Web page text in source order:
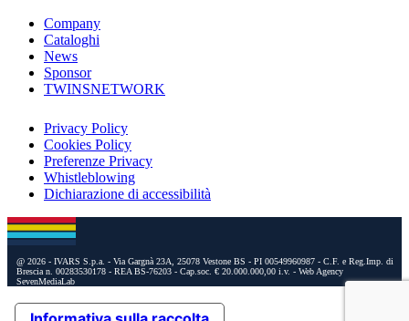
Company
Cataloghi
News
Sponsor
TWINSNETWORK
Privacy Policy
Cookies Policy
Preferenze Privacy
Whistleblowing
Dichiarazione di accessibilità
@ 2026 - IVARS S.p.a. - Via Gargnà 23A, 25078 Vestone BS - PI 00549960987 - C.F. e Reg.Imp. di
Brescia n. 00283530178 - REA BS-76203 - Cap.soc. € 20.000.000,00 i.v. - Web Agency
SevenMediaLab